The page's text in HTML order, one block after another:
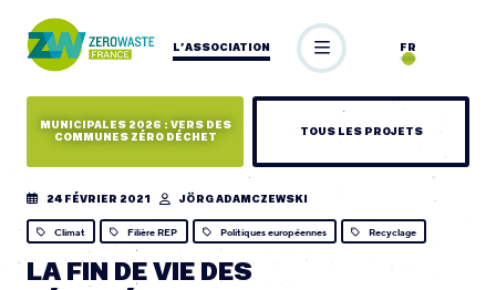
L’ASSOCIATION FR
MUNICIPALES 2026 : VERS DES
COMMUNES ZÉRO DÉCHET
TOUS LES PROJETS
24 FÉVRIER 2021 JÖRG ADAMCZEWSKI
Climat Filière REP Politiques européennes Recyclage
LA FIN DE VIE DES